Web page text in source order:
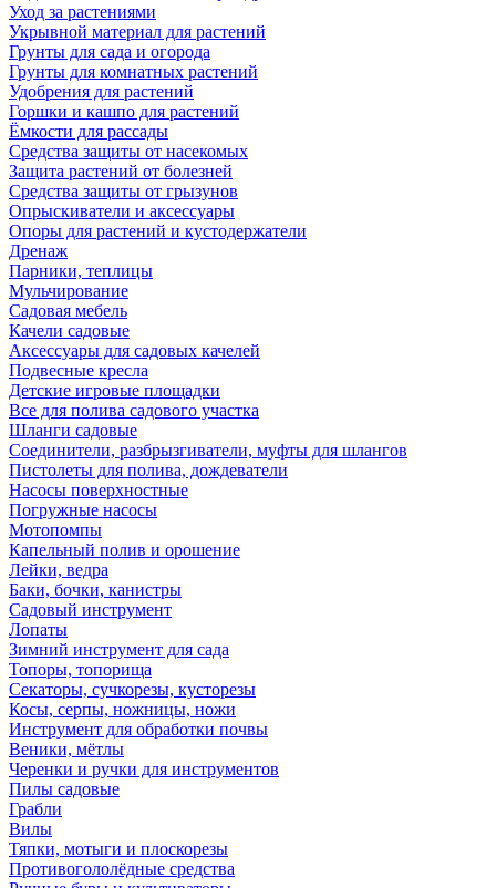
Уход за растениями
Укрывной материал для растений
Грунты для сада и огорода
Грунты для комнатных растений
Удобрения для растений
Горшки и кашпо для растений
Ёмкости для рассады
Средства защиты от насекомых
Защита растений от болезней
Средства защиты от грызунов
Опрыскиватели и аксессуары
Опоры для растений и кустодержатели
Дренаж
Парники, теплицы
Мульчирование
Садовая мебель
Качели садовые
Аксессуары для садовых качелей
Подвесные кресла
Детские игровые площадки
Все для полива садового участка
Шланги садовые
Соединители, разбрызгиватели, муфты для шлангов
Пистолеты для полива, дождеватели
Насосы поверхностные
Погружные насосы
Мотопомпы
Капельный полив и орошение
Лейки, ведра
Баки, бочки, канистры
Садовый инструмент
Лопаты
Зимний инструмент для сада
Топоры, топорища
Секаторы, сучкорезы, кусторезы
Косы, серпы, ножницы, ножи
Инструмент для обработки почвы
Веники, мётлы
Черенки и ручки для инструментов
Пилы садовые
Грабли
Вилы
Тяпки, мотыги и плоскорезы
Противогололёдные средства